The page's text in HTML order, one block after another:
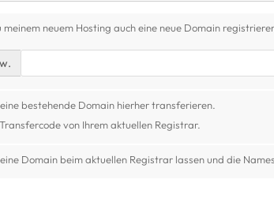
meinem neuem Hosting auch eine neue Domain
bestehende Domain hierher transferieren.
von Ihrem aktuellen Registrar.
Domain beim aktuellen Registrar lassen und die